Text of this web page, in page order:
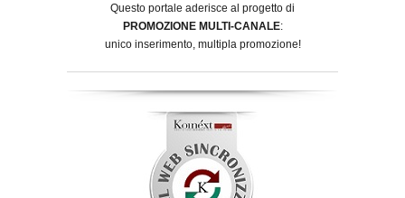
Questo portale aderisce al progetto di
PROMOZIONE MULTI-CANALE:
unico inserimento, multipla promozione!